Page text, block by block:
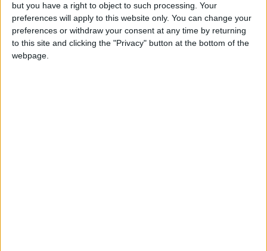
but you have a right to object to such processing. Your
preferences will apply to this website only. You can change your
preferences or withdraw your consent at any time by returning
to this site and clicking the "Privacy" button at the bottom of the
webpage.
IMG_20231125_152225